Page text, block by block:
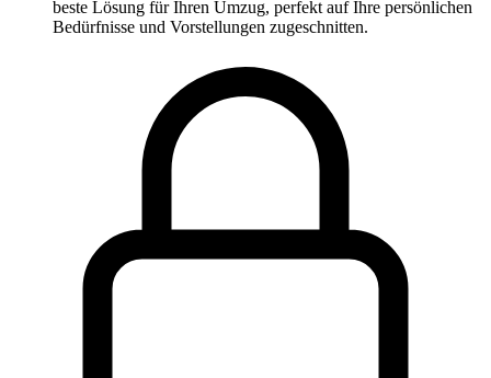
beste Lösung für Ihren Umzug, perfekt auf Ihre persönlichen
Bedürfnisse und Vorstellungen zugeschnitten.